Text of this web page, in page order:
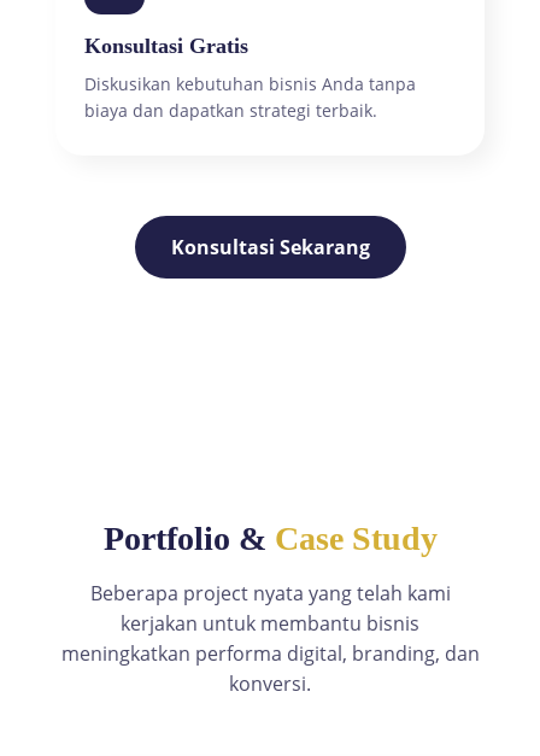
Konsultasi Gratis
Diskusikan kebutuhan bisnis Anda tanpa
biaya dan dapatkan strategi terbaik.
Konsultasi Sekarang
Portfolio & Case Study
Beberapa project nyata yang telah kami
kerjakan untuk membantu bisnis
meningkatkan performa digital, branding, dan
konversi.